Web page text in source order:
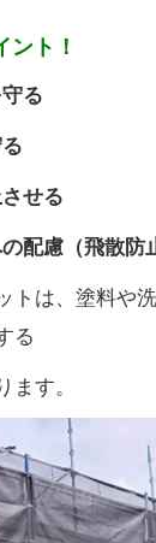
ント！
る
せる
慮（飛散防止
トは、塗料や
る
ます。